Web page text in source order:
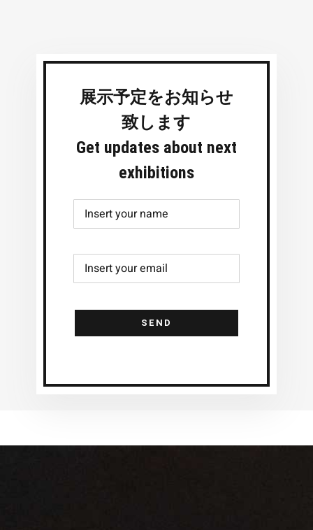
展示予定をお知らせ
致します
Get updates about next
exhibitions